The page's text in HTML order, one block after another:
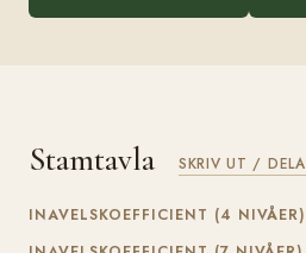
Stamtavla SKRIV UT / DELA
INAVELSKOEFFICIENT (4 NIVÅER)